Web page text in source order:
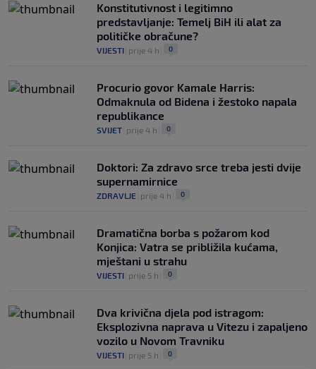
Konstitutivnost i legitimno
predstavljanje: Temelj BiH ili alat za
političke obračune?
VIJESTI prije 4 h 0
Procurio govor Kamale Harris:
Odmaknula od Bidena i žestoko napala
republikance
SVIJET prije 4 h 0
Doktori: Za zdravo srce treba jesti dvije
supernamirnice
ZDRAVLJE prije 4 h 0
Dramatična borba s požarom kod
Konjica: Vatra se približila kućama,
mještani u strahu
VIJESTI prije 5 h 0
Dva krivična djela pod istragom:
Eksplozivna naprava u Vitezu i zapaljeno
vozilo u Novom Travniku
VIJESTI prije 5 h 0